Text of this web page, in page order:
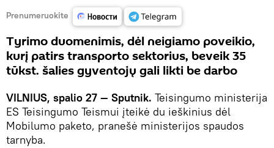
Prenumeruokite
Tyrimo duomenimis, dėl neigiamo poveikio,
kurį patirs transporto sektorius, beveik 35
tūkst. šalies gyventojų gali likti be darbo
VILNIUS, spalio 27 — Sputnik. Teisingumo ministerija
ES Teisingumo Teismui įteikė du ieškinius dėl
Mobilumo paketo, pranešė ministerijos spaudos
tarnyba.